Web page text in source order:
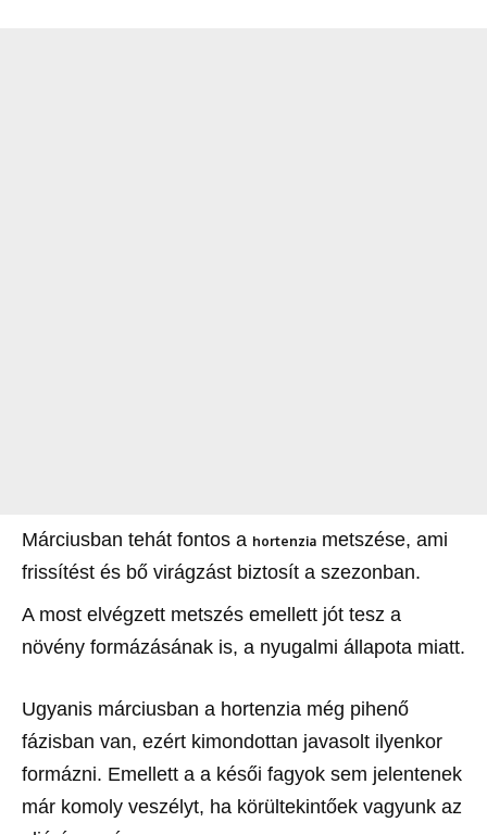
Márciusban tehát fontos a hortenzia metszése, ami
frissítést és bő virágzást biztosít a szezonban.
A most elvégzett metszés emellett jót tesz a
növény formázásának is, a nyugalmi állapota miatt.
Ugyanis márciusban a hortenzia még pihenő
fázisban van, ezért kimondottan javasolt ilyenkor
formázni. Emellett a a késői fagyok sem jelentenek
már komoly veszélyt, ha körültekintőek vagyunk az